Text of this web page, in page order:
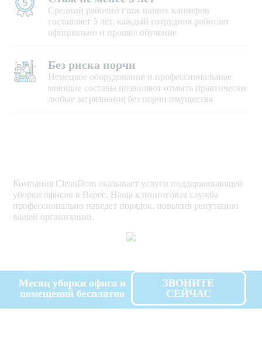
Средний рабочий стаж наших клинеров
составляет 5 лет, каждый сотрудник работает
официально и прошел обучение
Без риска порчи
Немецкое оборудование и профессиональные
моющие составы позволяют отмыть практически
любые загрязнения без порчи имущества
Компания CleanDom оказывает услуги поддерживающей
уборки офисов в Верее. Наша клининговая служба
профессионально наведет порядок, повысив репутацию
вашей организации.
Месяц уборки офиса и
помещений бесплатно
ЗВОНИТЕ
СЕЙЧАС